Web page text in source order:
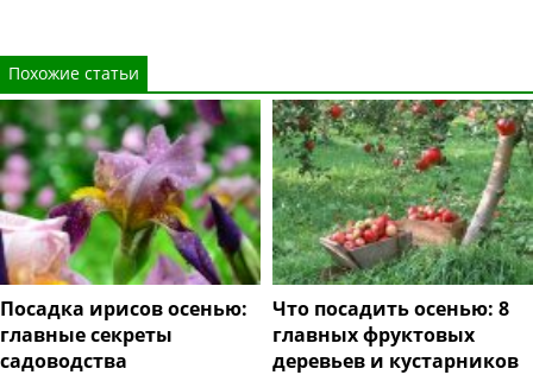
Похожие статьи
Посадка ирисов осенью:
главные секреты
садоводства
Что посадить осенью: 8
главных фруктовых
деревьев и кустарников